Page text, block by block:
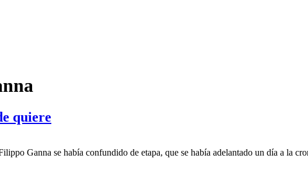
quiere
Ganna se había confundido de etapa, que se había adelantado un día a la